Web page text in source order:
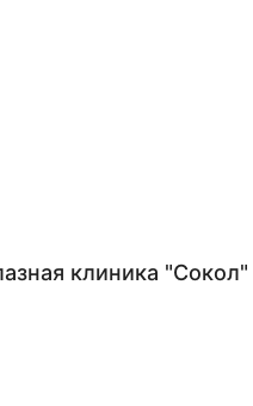
клиника "Сокол"